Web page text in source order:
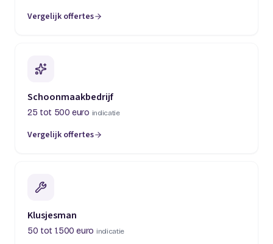
Vergelijk offertes
(opent in een nieuw tabblad)
Schoonmaakbedrijf
25 tot 500 euro indicatie
Vergelijk offertes
(opent in een nieuw tabblad)
Klusjesman
50 tot 1.500 euro indicatie